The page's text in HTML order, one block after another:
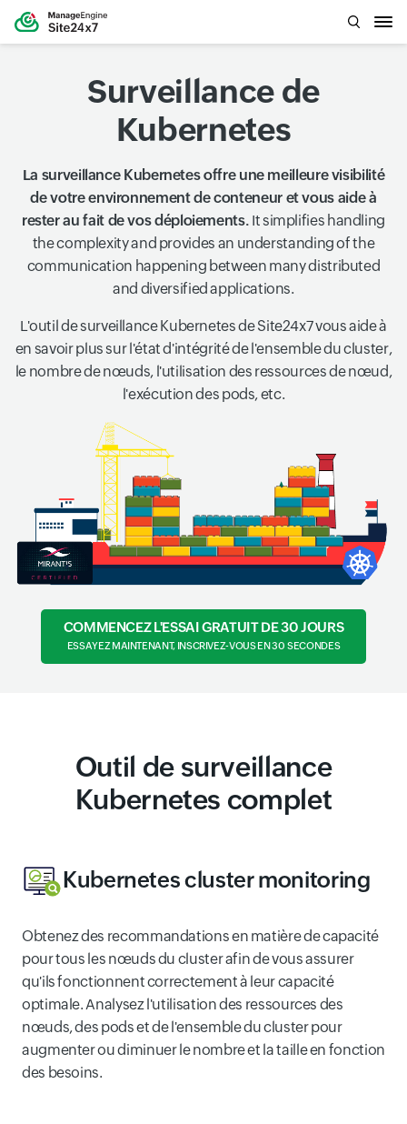
Surveillance de
Kubernetes
La surveillance Kubernetes offre une meilleure visibilité
de votre environnement de conteneur et vous aide à
rester au fait de vos déploiements. It simplifies handling
the complexity and provides an understanding of the
communication happening between many distributed
and diversified applications.
L'outil de surveillance Kubernetes de Site24x7 vous aide à
en savoir plus sur l'état d'intégrité de l'ensemble du cluster,
le nombre de nœuds, l'utilisation des ressources de nœud,
l'exécution des pods, etc.
COMMENCEZ L'ESSAI GRATUIT DE 30 JOURS
ESSAYEZ MAINTENANT, INSCRIVEZ-VOUS EN 30 SECONDES
Outil de surveillance
Kubernetes complet
Kubernetes cluster monitoring
Obtenez des recommandations en matière de capacité
pour tous les nœuds du cluster afin de vous assurer
qu'ils fonctionnent correctement à leur capacité
optimale. Analysez l'utilisation des ressources des
nœuds, des pods et de l'ensemble du cluster pour
augmenter ou diminuer le nombre et la taille en fonction
des besoins.